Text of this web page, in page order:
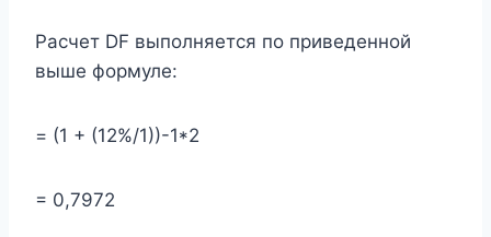
Расчет DF выполняется по приведенной
выше формуле:
= (1 + (12%/1))-1*2
= 0,7972